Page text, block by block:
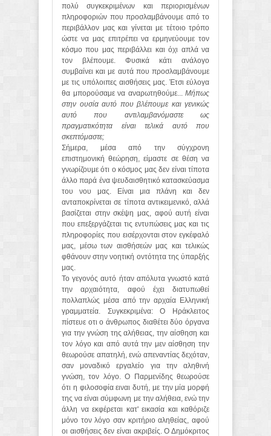
πολύ συγκεκριμένων και περιορισμένων
πληροφοριών που προσλαμβάνουμε από το
περιβάλλον μας και γίνεται με τέτοιο τρόπο
ώστε να μας επιτρέπει να ερμηνεύουμε τον
κόσμο που μας περιβάλλει και όχι απλά να
τον βλέπουμε. Φυσικά κάτι ανάλογο
συμβαίνει και με αυτά που προσλαμβάνουμε
με τις υπόλοιπες αισθήσεις μας. Έτσι εύλογα
θα μπορούσαμε να αναρωτηθούμε... Μήπως
στην ουσία αυτό που βλέπουμε και γενικώς
αυτό που αντιλαμβανόμαστε ως
πραγματικότητα είναι τελικά αυτό που
σκεπτόμαστε;
Σήμερα, μέσα από την σύγχρονη
επιστημονική θεώρηση, είμαστε σε θέση να
γνωρίζουμε ότι ο κόσμος μας δεν είναι τίποτα
άλλο παρά ένα ψευδαισθητικό κατασκεύασμα
του νου μας. Είναι μια πλάνη και δεν
ανταποκρίνεται σε τίποτα αντικειμενικό, αλλά
βασίζεται στην σκέψη μας, αφού αυτή είναι
που επεξεργάζεται τις εντυπώσεις μας και τις
πληροφορίες που εισέρχονται στον εγκέφαλό
μας, μέσω των αισθήσεών μας και τελικώς
φθάνουν στην νοητική οντότητα της ύπαρξής
μας.
Το γεγονός αυτό ήταν απόλυτα γνωστό κατά
την αρχαιότητα, αφού έχει διατυπωθεί
πολλαπλώς μέσα από την αρχαία Ελληνική
γραμματεία. Συγκεκριμένα: Ο Ηράκλειτος
πίστευε οτι ο άνθρωπος διαθέτει δύο όργανα
για την γνώση της αλήθειας, την αίσθηση και
τον λόγο και από αυτά την μεν αίσθηση την
θεωρούσε απατηλή, ενώ απεναντίας δεχόταν,
σαν μοναδικό εργαλείο για την αληθινή
γνώση, τον λόγο. Ο Παρμενίδης θεωρούσε
ότι η φιλοσοφία ειναι δυτή, με την μία μορφή
της να είναι σύμφωνη με την αλήθεια, ενώ την
άλλη να εκφέρεται κατ' εικασία και καθόριζε
μόνο τον λόγο σαν κριτήριο αληθείας, αφού
οι αισθήσεις δεν είναι ακριβείς. Ο Δημόκριτος